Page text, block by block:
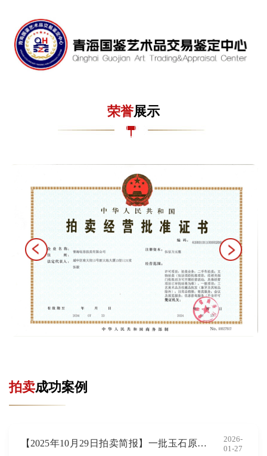
荣誉展示
拍卖成功案例
【2025年10月29日拍卖简报】一批玉石原矿
2026-
01-27